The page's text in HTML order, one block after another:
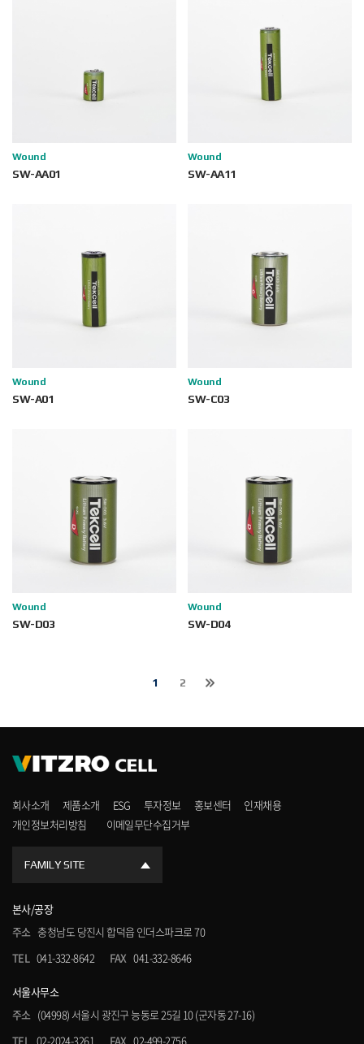
Wound
SW-AA01
Wound
SW-AA11
Wound
SW-A01
Wound
SW-C03
Wound
SW-D03
Wound
SW-D04
1 2
회사소개 제품소개 ESG 투자정보 홍보센터
인재채용
개인정보처리방침
이메일무단수집거부
FAMILY SITE
본사/공장
주소 충청남도 당진시 합덕읍 인더스파크로 70
TEL 041-332-8642 FAX 041-332-8646
서울사무소
주소 (04998) 서울시 광진구 능동로 25길 10 (군자동 27-16)
TEL
02-2024-3261 FAX 02-499-2756